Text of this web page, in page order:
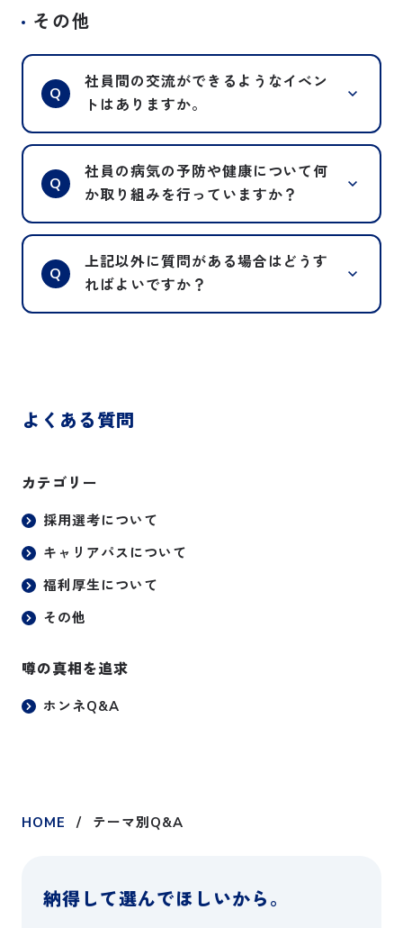
得いただけます。
休暇制度や、お子さんの看護等で使え
その他
Q
社員間の交流ができるようなイベン
トはありますか。
事業所にて、夏季休暇前には納涼会、
年末年始休暇前には納会を実施してお
ります。
また不定期開催で、過去には部署対抗
のソフトボール大会や、ボウリング大
Q
社員の病気の予防や健康について何
か取り組みを行っていますか？
られている定期健康診断のほかにも、
任意の追加検査である節目検診の費用
を会社が負担しています。
康に対する意識の向上を図っておりま
康経営優良法人2026として認定され
Q
上記以外に質問がある場合はどうす
ればよいですか？
よくある質問
カテゴリー
採用選考について
キャリアパスについて
福利厚生について
その他
噂の真相を追求
ホンネQ&A
HOME テーマ別Q&A
納得して選んでほしいから。